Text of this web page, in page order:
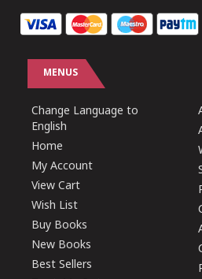
MENUS
Change Language to
English
Home
My Account
View Cart
Wish List
Buy Books
New Books
Best Sellers